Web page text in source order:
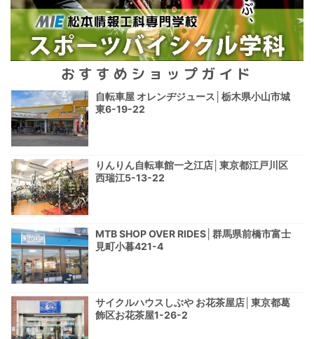
おすすめショップガイド
自転車屋 オレンヂジュース│栃木県小山市城
東6-19-22
りんりん自転車館一之江店│東京都江戸川区
西瑞江5-13-22
MTB SHOP OVER RIDES│群馬県前橋市富士
見町小暮421-4
サイクルハウスしぶや お花茶屋店│東京都葛
飾区お花茶屋1-26-2